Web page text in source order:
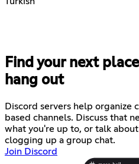
Find your next
hang out
Discord servers help organize
based channels. Discuss that
what you're up to, or talk
clogging up a group chat.
Join Discord